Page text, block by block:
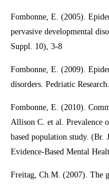
Fombonne, E. (2005).
pervasive developmental
Suppl. 10), 3-8
Fombonne, E. (2009).
disorders. Pedriatic
Fombonne, E. (2010).
Allison C. et al. Prevalence
based population study. (Br.
Evidence-Based Mental
Freitag, Ch.M. (2007). The